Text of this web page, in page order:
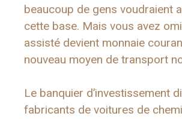
beaucoup de gens voudraient
cette base. Mais vous avez
assisté devient monnaie
nouveau moyen de transport
Le banquier d’investissement
fabricants de voitures de